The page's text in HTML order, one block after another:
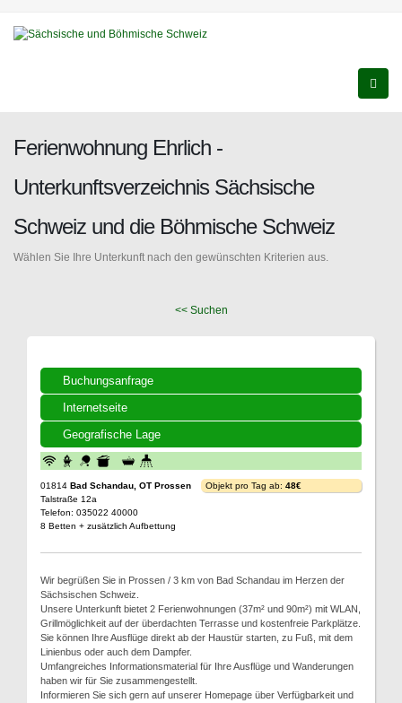
Ferienwohnung Ehrlich -
Unterkunftsverzeichnis Sächsische
Schweiz und die Böhmische Schweiz
Wählen Sie Ihre Unterkunft nach den gewünschten Kriterien aus.
<< Suchen
Buchungsanfrage
Internetseite
Geografische Lage
01814 Bad Schandau, OT Prossen
Talstraße 12a
Telefon: 035022 40000
8 Betten + zusätzlich Aufbettung
Objekt pro Tag ab: 48€
Wir begrüßen Sie in Prossen / 3 km von Bad Schandau im Herzen der
Sächsischen Schweiz.
Unsere Unterkunft bietet 2 Ferienwohnungen (37m² und 90m²) mit WLAN,
Grillmöglichkeit auf der überdachten Terrasse und kostenfreie Parkplätze.
Sie können Ihre Ausflüge direkt ab der Haustür starten, zu Fuß, mit dem
Linienbus oder auch dem Dampfer.
Umfangreiches Informationsmaterial für Ihre Ausflüge und Wanderungen
haben wir für Sie zusammengestellt.
Informieren Sie sich gern auf unserer Homepage über Verfügbarkeit und